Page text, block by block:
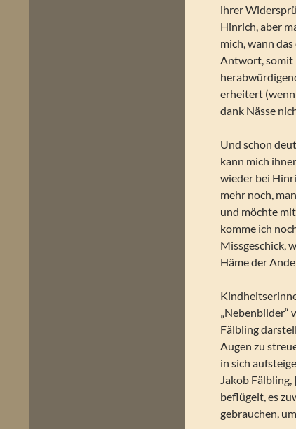
ihrer
Hinrich, aber
mich, wann
Antwort, somit
erheitert
dank Nässe
Und schon
kann mich
wieder bei
mehr noch,
und möchte
komme ich
Missgeschick,
Häme der
„Nebenbilder“
Fälbling
Augen zu
in sich
Jakob
beflügelt, es
gebrauchen,